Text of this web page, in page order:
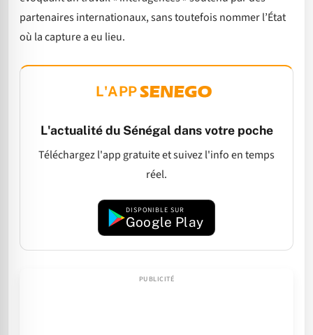
partenaires internationaux, sans toutefois nommer l’État
où la capture a eu lieu.
L'APP
L'actualité du Sénégal dans votre poche
Téléchargez l'app gratuite et suivez l'info en temps
réel.
DISPONIBLE SUR
Google Play